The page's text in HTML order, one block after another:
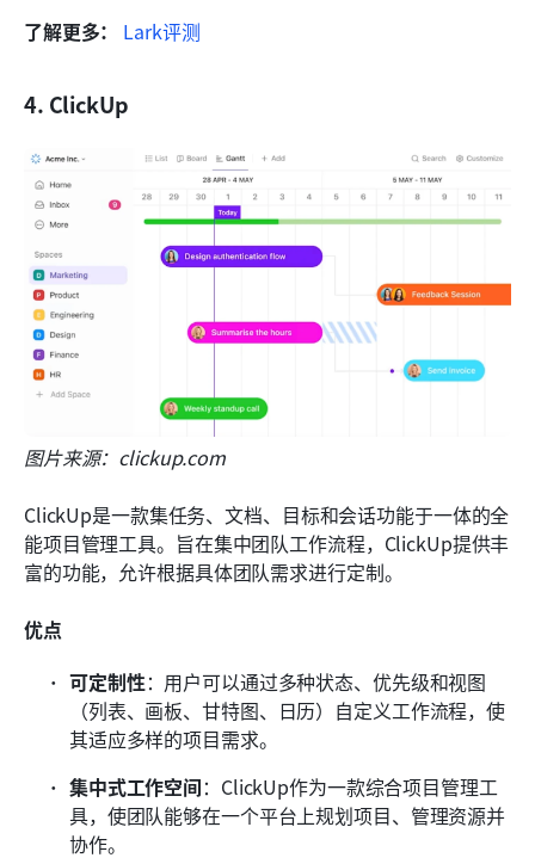
了解更多： Lark评测
4. ClickUp
图片来源：clickup.com
ClickUp是一款集任务、文档、目标和会话功能于一体的全
能项目管理工具。旨在集中团队工作流程，ClickUp提供丰
富的功能，允许根据具体团队需求进行定制。
优点
可定制性：用户可以通过多种状态、优先级和视图
（列表、画板、甘特图、日历）自定义工作流程，使
其适应多样的项目需求。
集中式工作空间：ClickUp作为一款综合项目管理工
具，使团队能够在一个平台上规划项目、管理资源并
协作。